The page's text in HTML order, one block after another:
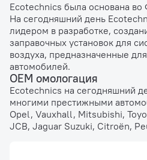
Ecotechnics была основана во
На сегодняшний день
лидером в разработке,
заправочных установок для
воздуха, предназначенные
автомобилей.
ОЕМ омологация
Ecotechnics на сегодняшний
многими престижными
Opel, Vauxhall, Mitsubishi,
JCB, Jaguar Suzuki, Citroën,